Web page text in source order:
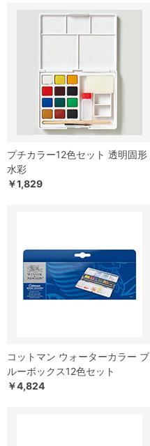
プチカラー12色セット 透明固形
水彩
￥1,829
コットマン ウォーターカラー ブ
ルーボックス12色セット
￥4,824